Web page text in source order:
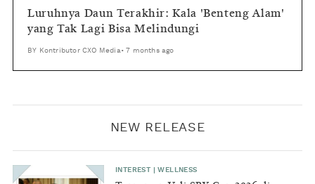
Luruhnya Daun Terakhir: Kala 'Benteng Alam'
yang Tak Lagi Bisa Melindungi
BY Kontributor CXO Media •7 months ago
NEW RELEASE
INTEREST |WELLNESS